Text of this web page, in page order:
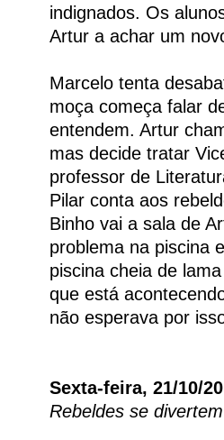
indignados. Os
Artur a achar um
Marcelo tenta
moça começa falar
entendem. Artur
mas decide tratar
professor de
Pilar conta aos
Binho vai a sala de
problema na piscina
piscina cheia de
que está
não esperava por
Sexta-feira, 21/10/
Rebeldes se